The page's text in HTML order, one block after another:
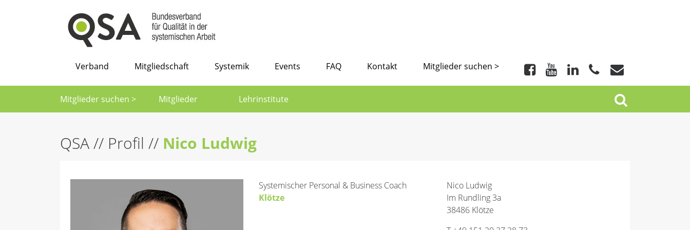
Verband Mitgliedschaft Systemik Events FAQ Kontakt Mitglieder suchen >
Mitglieder suchen > Mitglieder Lehrinstitute
QSA// Profil // Nico Ludwig
Systemischer Personal & Business Coach
Klötze
Nico Ludwig
Im Rundling 3a
38486 Klötze